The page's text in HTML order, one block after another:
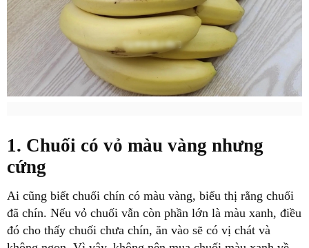
1. Chuối có vỏ màu vàng nhưng
cứng
Ai cũng biết chuối chín có màu vàng, biểu thị rằng chuối
đã chín. Nếu vỏ chuối vẫn còn phần lớn là màu xanh, điều
đó cho thấy chuối chưa chín, ăn vào sẽ có vị chát và